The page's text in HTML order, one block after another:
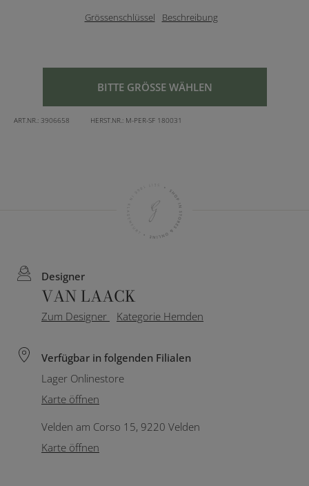
Grössenschlüssel Beschreibung
BITTE GRÖSSE WÄHLEN
ART.NR.: 3906658 HERST.NR.: M-PER-SF 180031
Designer
VAN LAACK
Zum Designer Kategorie Hemden
Verfügbar in folgenden Filialen
Lager Onlinestore
Karte öffnen
Velden am Corso 15, 9220 Velden
Karte öffnen